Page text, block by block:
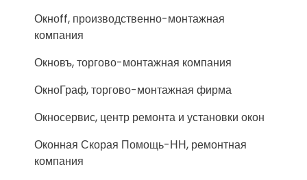
Окноff, производственно-монтажная
компания
Окновъ, торгово-монтажная компания
ОкноГраф, торгово-монтажная фирма
Окносервис, центр ремонта и установки окон
Оконная Скорая Помощь-НН, ремонтная
компания